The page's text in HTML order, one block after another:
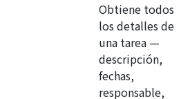
Obtiene todos
los detalles de
una tarea —
descripción,
fechas,
responsable,